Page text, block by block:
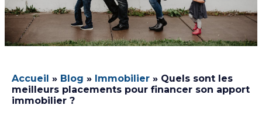
Accueil » Blog » Immobilier » Quels sont les
meilleurs placements pour financer son apport
immobilier ?